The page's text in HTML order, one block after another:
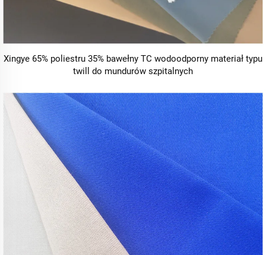
Xingye 65% poliestru 35% bawełny TC wodoodporny materiał typu
twill do mundurów szpitalnych